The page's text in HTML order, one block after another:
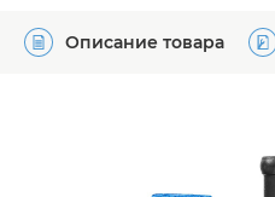
Описание товара